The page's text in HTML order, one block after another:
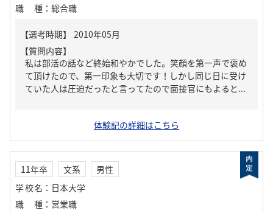
職種 ： 総合職
【質問内容】
私は部活の話など終始和やかでした。笑顔を第一声で褒め
て頂けたので、第一印象も大切です！しかし同じ日に受け
ていた人は圧迫だったと言ってたので面接官にもよると...
体験記の詳細はこちら
11年卒 文系
男性
学校名 ： 日本大学
職種 ： 営業職